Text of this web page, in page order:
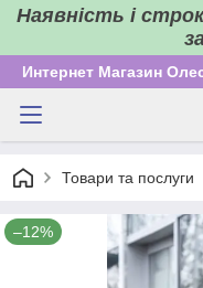
Наявність і
Интернет Магазин
Товари та послуги
–12%